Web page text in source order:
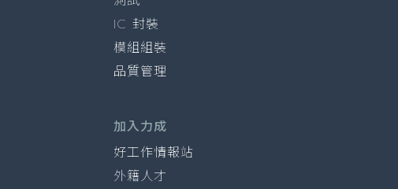
IC 封裝
模組組裝
品質管理
加入力成
好工作情報站
外籍人才